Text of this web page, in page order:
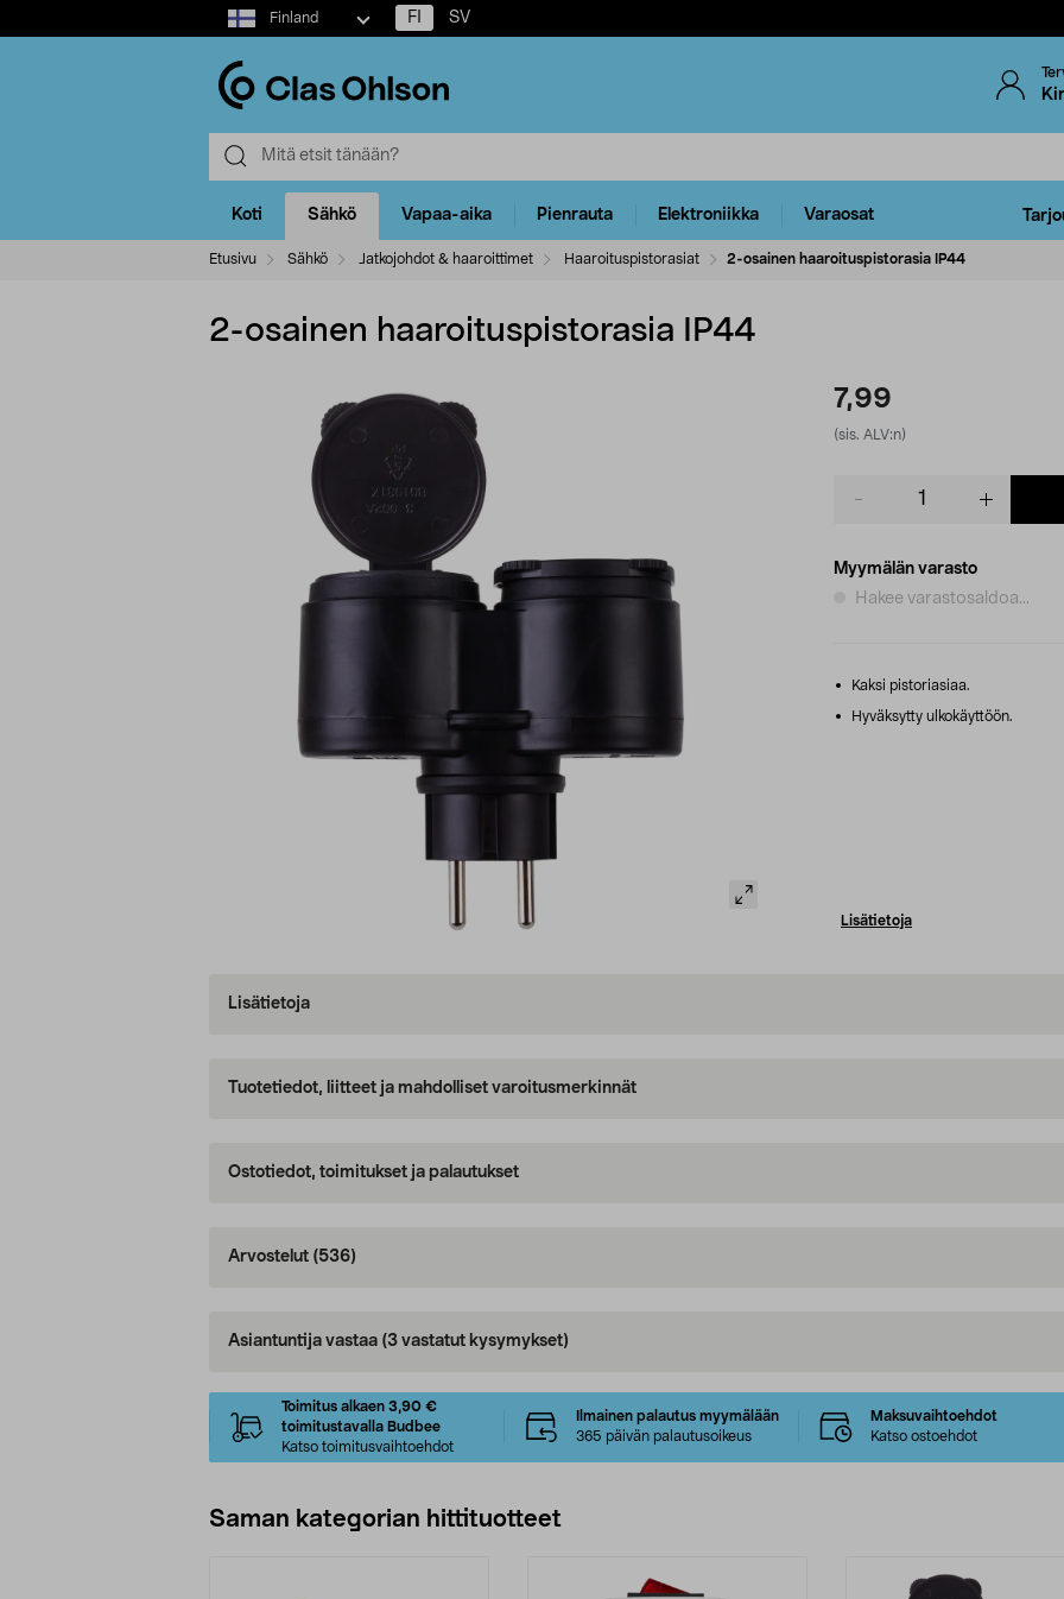
Select
market
Finland FI SV
Koti Sähkö Vapaa-aika Pienrauta Elektroniikka Varaosat
Etusivu Sähkö Jatkojohdot & haaroittimet Haaroituspistorasiat 2-osainen haaroituspistorasia IP44
2-osainen haaroituspistorasia IP44
7,99
(sis. ALV:n)
Myymälän varasto
Hakee varastosaldoa...
Kaksi pistoriasiaa.
Hyväksytty ulkokäyttöön.
Lisätietoja
Lisätietoja
Tuotetiedot, liitteet ja mahdolliset varoitusmerkinnät
Ostotiedot, toimitukset ja palautukset
Arvostelut (536)
Asiantuntija vastaa (3 vastatut kysymykset)
Toimitus alkaen 3,90 €
toimitustavalla Budbee
Katso toimitusvaihtoehdot
Ilmainen palautus myymälään
365 päivän palautusoikeus
Maksuvaihtoehdot
Katso ostoehdot
Saman kategorian hittituotteet